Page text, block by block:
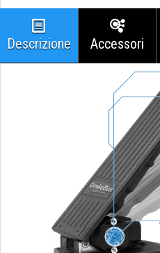
Descrizione Accessori